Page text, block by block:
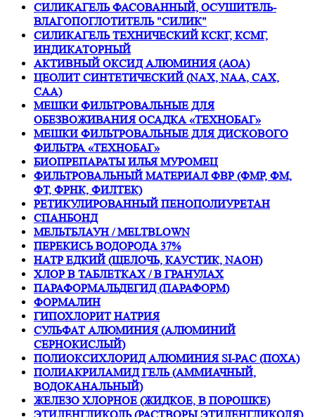
СИЛИКАГЕЛЬ ФАСОВАННЫЙ, ОСУШИТЕЛЬ-
ВЛАГОПОГЛОТИТЕЛЬ "СИЛИК"
СИЛИКАГЕЛЬ ТЕХНИЧЕСКИЙ КСКГ, КСМГ,
ИНДИКАТОРНЫЙ
АКТИВНЫЙ ОКСИД АЛЮМИНИЯ (АОА)
ЦЕОЛИТ СИНТЕТИЧЕСКИЙ (NAX, NAA, CAX,
CAA)
МЕШКИ ФИЛЬТРОВАЛЬНЫЕ ДЛЯ
ОБЕЗВОЖИВАНИЯ ОСАДКА «ТЕХНОБАГ»
МЕШКИ ФИЛЬТРОВАЛЬНЫЕ ДЛЯ ДИСКОВОГО
ФИЛЬТРА «ТЕХНОБАГ»
БИОПРЕПАРАТЫ ИЛЬЯ МУРОМЕЦ
ФИЛЬТРОВАЛЬНЫЙ МАТЕРИАЛ ФВР (ФМР, ФМ,
ФТ, ФРНК, ФИЛТЕК)
РЕТИКУЛИРОВАННЫЙ ПЕНОПОЛИУРЕТАН
СПАНБОНД
МЕЛЬТБЛАУН / MELTBLOWN
ПЕРЕКИСЬ ВОДОРОДА 37%
НАТР ЕДКИЙ (ЩЕЛОЧЬ, КАУСТИК, NAOH)
ХЛОР В ТАБЛЕТКАХ / В ГРАНУЛАХ
ПАРАФОРМАЛЬДЕГИД (ПАРАФОРМ)
ФОРМАЛИН
ГИПОХЛОРИТ НАТРИЯ
СУЛЬФАТ АЛЮМИНИЯ (АЛЮМИНИЙ
СЕРНОКИСЛЫЙ)
ПОЛИОКСИХЛОРИД АЛЮМИНИЯ SI-PAC (ПОХА)
ПОЛИАКРИЛАМИД ГЕЛЬ (АММИАЧНЫЙ,
ВОДОКАНАЛЬНЫЙ)
ЖЕЛЕЗО ХЛОРНОЕ (ЖИДКОЕ, В ПОРОШКЕ)